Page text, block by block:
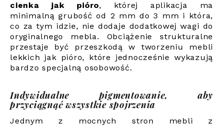
cienka jak pióro, której aplikacja ma
minimalną grubość od 2 mm do 3 mm i która,
co za tym idzie, nie dodaje dodatkowej wagi do
oryginalnego mebla. Obciążenie strukturalne
przestaje być przeszkodą w tworzeniu mebli
lekkich jak pióro, które jednocześnie wykazują
bardzo specjalną osobowość.
Indywidualne pigmentowanie, aby
przyciągnąć wszystkie spojrzenia
Jednym z mocnych stron mebli z